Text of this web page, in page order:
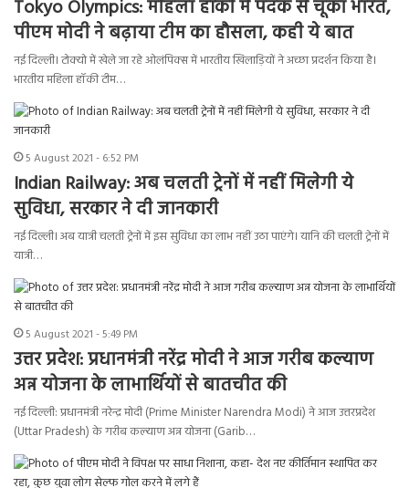
Tokyo Olympics: महिला हॉकी में पदक से चूका भारत,
पीएम मोदी ने बढ़ाया टीम का हौसला, कही ये बात
नई दिल्ली। टोक्यो में खेले जा रहे ओलंपिक्स में भारतीय खिलाड़ियों ने अच्छा प्रदर्शन किया है।
भारतीय महिला हॉकी टीम…
5 August 2021 - 6:52 PM
Indian Railway: अब चलती ट्रेनों में नहीं मिलेगी ये
सुविधा, सरकार ने दी जानकारी
नई दिल्‍ली। अब यात्री चलती ट्रेनों में इस सुविधा का लाभ नहीं उठा पाएंगे। यानि की चलती ट्रेनों में
यात्री…
5 August 2021 - 5:49 PM
उत्तर प्रदेश: प्रधानमंत्री नरेंद्र मोदी ने आज गरीब कल्याण
अन्न योजना के लाभार्थियों से बातचीत की
नई दिल्ली: प्रधानमंत्री नरेन्द्र मोदी (Prime Minister Narendra Modi) ने आज उत्तरप्रदेश
(Uttar Pradesh) के गरीब कल्याण अन्न योजना (Garib…